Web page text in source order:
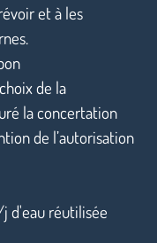
et à les
de la
la concertation
de l’autorisation
d'eau réutilisée